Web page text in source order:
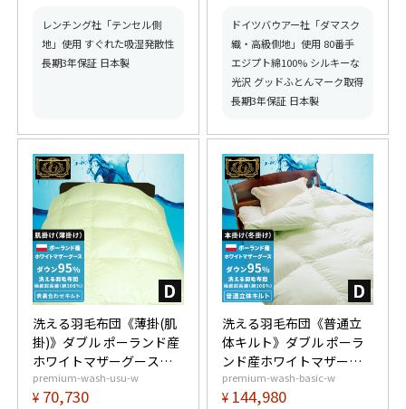
ムゴールド取得】【グッ
ドふとんマーク取得】
レンチング社「テンセル側
地」使用 すぐれた吸湿発散性
長期3年保証 日本製
得】【グッドふとんマー
ク取得】
ドイツバウアー社「ダマスク
織・高級側地」使用 80番手
エジプト綿100% シルキーな
光沢 グッドふとんマーク取得
長期3年保証 日本製
洗える羽毛布団《薄掛(肌
掛)》ダブル ポーランド産
ホワイトマザーグースダ
ウン95% (440dp以上) 羽
毛量0.65kg 【6つ星プレ
premium-wash-usu-w
¥ 70,730
洗える羽毛布団《普通立
体キルト》ダブル ポーラ
ンド産ホワイトマザーグ
ースダウン95% (440dp以
上) 羽毛量1.7kg 【6つ星
premium-wash-basic-w
¥ 144,980